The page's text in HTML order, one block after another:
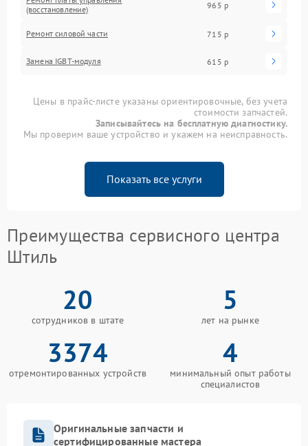
(восстановление)
965 р
Ремонт силовой части 715 р
Замена IGBT-модуля 615 р
Цены в прайс-листе указаны ориентировочные, без учета
стоимости запчастей.
Записывайтесь на бесплатную диагностику.
Мы проверим ваше устройство и укажем на неисправность.
Показать все услуги
Преимущества сервисного центра
Штиль
20
сотрудников в штате
5
лет на рынке
3374
отремонтированных устройств
4
минимальный опыт работы
специалистов
Оригинальные запчасти и
сертифицированные мастера